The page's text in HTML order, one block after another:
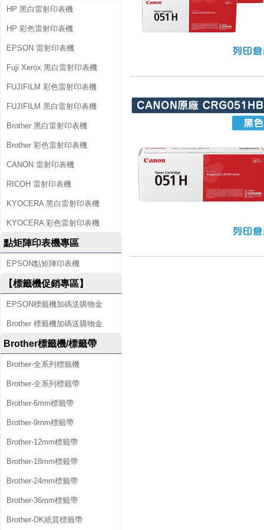
HP 黑白雷射印表機
HP 彩色雷射印表機
EPSON 雷射印表機
Fuji Xerox 黑白雷射印表機
FUJIFILM 彩色雷射印表機
FUJIFILM 黑白雷射印表機
Brother 黑白雷射印表機
Brother 彩色雷射印表機
CANON 雷射印表機
RICOH 雷射印表機
KYOCERA 黑白雷射印表機
KYOCERA 彩色雷射印表機
點矩陣印表機專區
EPSON點矩陣印表機
【標籤機促銷專區】
EPSON標籤機加碼送購物金
Brother 標籤機加碼送購物金
Brother標籤機/標籤帶
Brother-全系列標籤機
Brother-全系列標籤帶
Brother-6mm標籤帶
Brother-9mm標籤帶
Brother-12mm標籤帶
Brother-18mm標籤帶
Brother-24mm標籤帶
Brother-36mm標籤帶
Brother-DK紙質標籤帶